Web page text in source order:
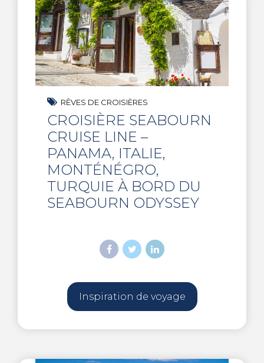
RÊVES DE CROISIÈRES
CROISIÈRE SEABOURN
CRUISE LINE –
PANAMA, ITALIE,
MONTÉNÉGRO,
TURQUIE À BORD DU
SEABOURN ODYSSEY
Inspiration de voyage